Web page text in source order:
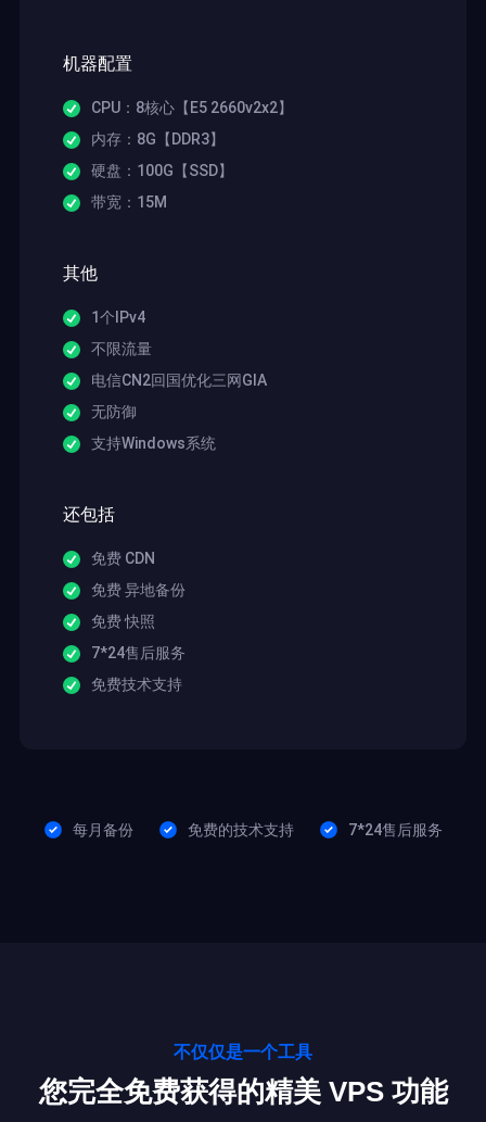
机器配置
CPU：8核心【E5 2660v2x2】
内存：8G【DDR3】
硬盘：100G【SSD】
带宽：15M
其他
1个IPv4
不限流量
电信CN2回国优化三网GIA
无防御
支持Windows系统
还包括
免费 CDN
免费 异地备份
免费 快照
7*24售后服务
免费技术支持
每月备份 免费的技术支持 7*24售后服务
不仅仅是一个工具
您完全免费获得的精美 VPS 功能